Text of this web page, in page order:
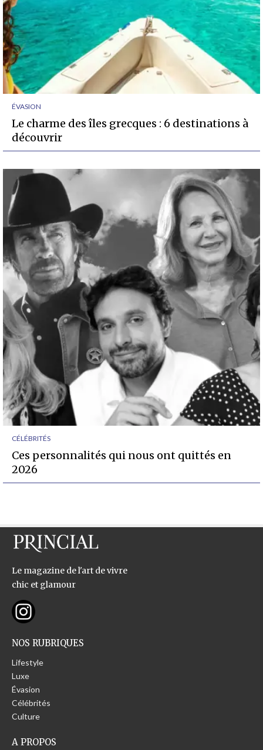
ÉVASION
Le charme des îles grecques : 6 destinations à
découvrir
CÉLÉBRITÉS
Ces personnalités qui nous ont quittés en
2026
Le magazine de l'art de vivre
chic et glamour
NOS RUBRIQUES
Lifestyle
Luxe
Évasion
Célébrités
Culture
A PROPOS